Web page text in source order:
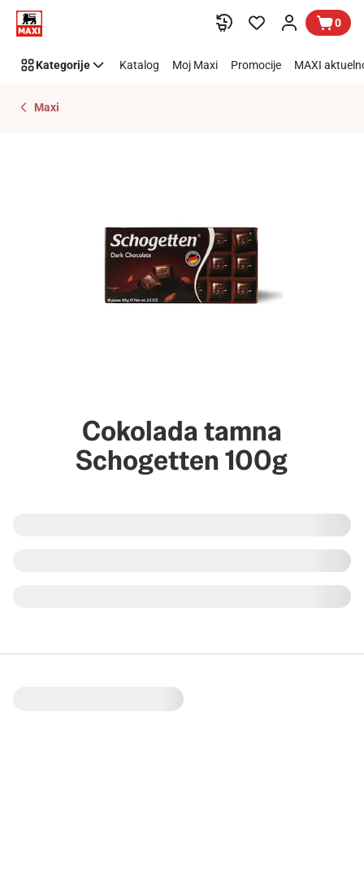
Preskoči link 0
Kategorije Katalog Moj Maxi Promocije MAXI
Maxi
Cokolada tamna
Schogetten 100g